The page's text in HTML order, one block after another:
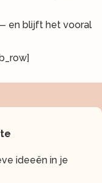
en blijft het vooral
ideeën in je